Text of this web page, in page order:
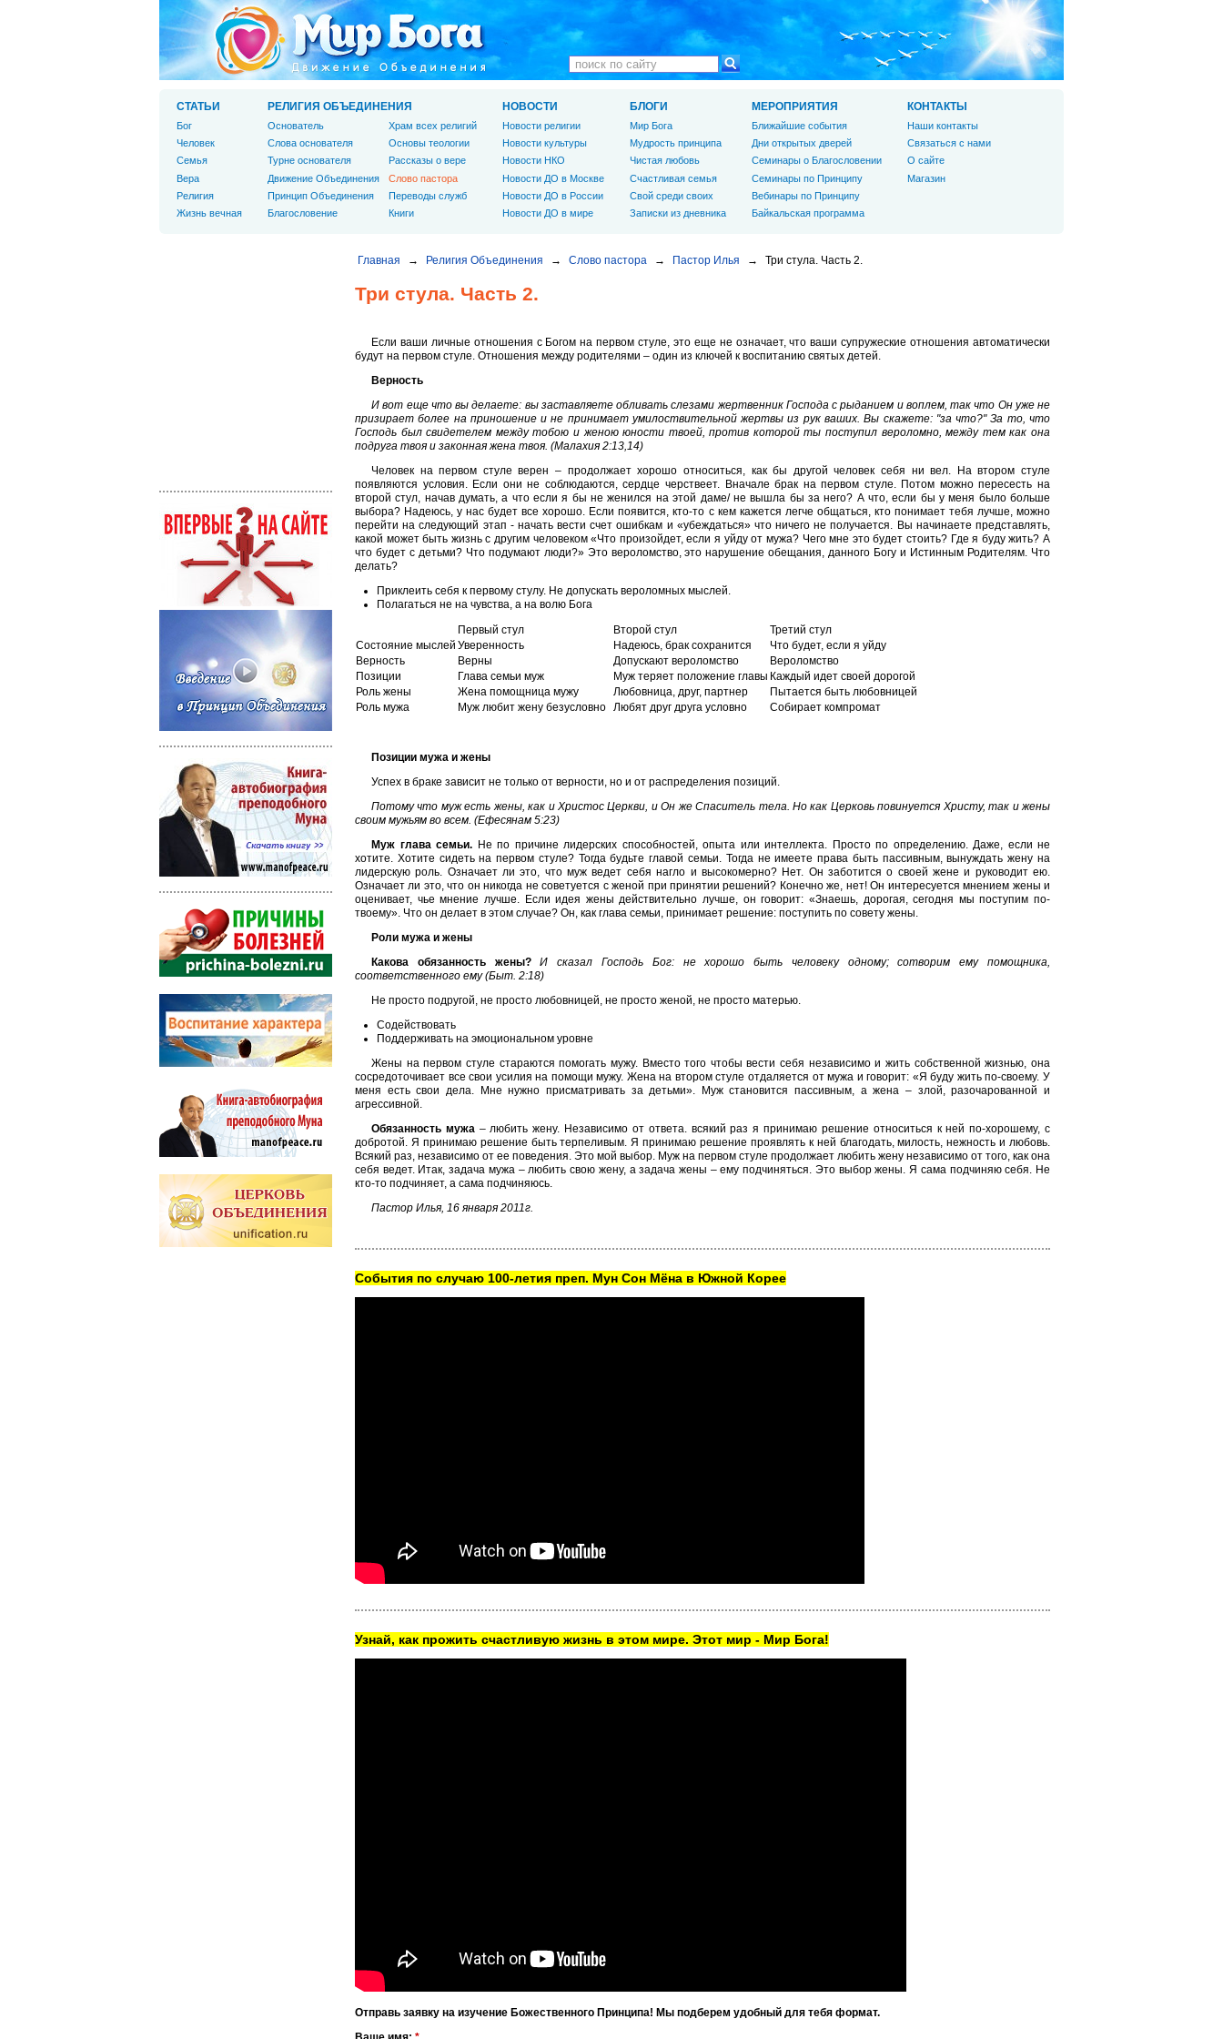
Главная → Религия Объединения → Слово пастора → Пастор Илья → Три стула. Часть 2.
Три стула. Часть 2.
Если ваши личные отношения с Богом на первом стуле, это еще не означает, что ваши супружеские отношения автоматически
будут на первом стуле. Отношения между родителями – один из ключей к воспитанию святых детей.
Верность
И вот еще что вы делаете: вы заставляете обливать слезами жертвенник Господа с рыданием и воплем, так что Он уже не
призирает более на приношение и не принимает умилоствительной жертвы из рук ваших. Вы скажете: "за что?" За то, что
Господь был свидетелем между тобою и женою юности твоей, против которой ты поступил вероломно, между тем как она
подруга твоя и законная жена твоя. (Малахия 2:13,14)
Человек на первом стуле верен – продолжает хорошо относиться, как бы другой человек себя ни вел. На втором стуле
появляются условия. Если они не соблюдаются, сердце черствеет. Вначале брак на первом стуле. Потом можно пересесть на
второй стул, начав думать, а что если я бы не женился на этой даме/ не вышла бы за него? А что, если бы у меня было больше
выбора? Надеюсь, у нас будет все хорошо. Если появится, кто-то с кем кажется легче общаться, кто понимает тебя лучше, можно
перейти на следующий этап - начать вести счет ошибкам и «убеждаться» что ничего не получается. Вы начинаете представлять,
какой может быть жизнь с другим человеком «Что произойдет, если я уйду от мужа? Чего мне это будет стоить? Где я буду жить? А
что будет с детьми? Что подумают люди?» Это вероломство, это нарушение обещания, данного Богу и Истинным Родителям. Что
делать?
Приклеить себя к первому стулу. Не допускать вероломных мыслей.
Полагаться не на чувства, а на волю Бога
Первый стул
Второй стул
Третий стул
Состояние мыслей Уверенность Надеюсь, брак сохранится
Что будет, если я уйду
Верность
Верны Допускают вероломство
Вероломство
Позиции
Глава семьи муж Муж теряет положение главы Каждый идет своей дорогой
Роль жены
Жена помощница мужу Любовница, друг, партнер
Пытается быть любовницей
Роль мужа
Муж любит жену безусловно Любят друг друга условно Собирает компромат
Позиции мужа и жены
Успех в браке зависит не только от верности, но и от распределения позиций.
Потому что муж есть жены, как и Христос Церкви, и Он же Спаситель тела. Но как Церковь повинуется Христу, так и жены
своим мужьям во всем. (Ефесянам 5:23)
Муж глава семьи. Не по причине лидерских способностей, опыта или интеллекта. Просто по определению. Даже, если не
хотите. Хотите сидеть на первом стуле? Тогда будьте главой семьи. Тогда не имеете права быть пассивным, вынуждать жену на
лидерскую роль. Означает ли это, что муж ведет себя нагло и высокомерно? Нет. Он заботится о своей жене и руководит ею.
Означает ли это, что он никогда не советуется с женой при принятии решений? Конечно же, нет! Он интересуется мнением жены и
оценивает, чье мнение лучше. Если идея жены действительно лучше, он говорит: «Знаешь, дорогая, сегодня мы поступим по-
твоему». Что он делает в этом случае? Он, как глава семьи, принимает решение: поступить по совету жены.
Роли мужа и жены
Какова обязанность жены?И сказал Господь Бог: не хорошо быть человеку одному; сотворим ему помощника,
соответственного ему (Быт. 2:18)
Не просто подругой, не просто любовницей, не просто женой, не просто матерью.
Содействовать
Поддерживать на эмоциональном уровне
Жены на первом стуле стараются помогать мужу. Вместо того чтобы вести себя независимо и жить собственной жизнью, она
сосредоточивает все свои усилия на помощи мужу. Жена на втором стуле отдаляется от мужа и говорит: «Я буду жить по-своему. У
меня есть свои дела. Мне нужно присматривать за детьми». Муж становится пассивным, а жена – злой, разочарованной и
агрессивной.
Обязанность мужа– любить жену. Независимо от ответа. всякий раз я принимаю решение относиться к ней по-хорошему, с
добротой. Я принимаю решение быть терпеливым. Я принимаю решение проявлять к ней благодать, милость, нежность и любовь.
Всякий раз, независимо от ее поведения. Это мой выбор. Муж на первом стуле продолжает любить жену независимо от того, как она
себя ведет. Итак, задача мужа – любить свою жену, а задача жены – ему подчиняться. Это выбор жены. Я сама подчиняю себя. Не
кто-то подчиняет, а сама подчиняюсь.
Пастор Илья, 16 января 2011г.
Cобытия по случаю 100-летия преп. Мун Сон Мёна в Южной Корее
Узнай, как прожить счастливую жизнь в этом мире. Этот мир - Мир Бога!
Отправь заявку на изучение Божественного Принципа! Мы подберем удобный для тебя формат.
СТАТЬИ
Бог
Человек
Cемья
Вера
Религия
Жизнь вечная
РЕЛИГИЯ ОБЪЕДИНЕНИЯ
Основатель
Слова основателя
Турне основателя
Движение Объединения
Принцип Объединения
Благословение
Храм всех религий
Основы теологии
Рассказы о вере
Слово пастора
Переводы служб
Книги
НОВОСТИ
Новости религии
Новости культуры
Новости НКО
Новости ДО в Москве
Новости ДО в России
Новости ДО в мире
БЛОГИ
Мир Бога
Мудрость принципа
Чистая любовь
Счастливая семья
Свой среди своих
Записки из дневника
МЕРОПРИЯТИЯ
Ближайшие события
Дни открытых дверей
Семинары о Благословении
Семинары по Принципу
Вебинары по Принципу
Байкальская программа
КОНТАКТЫ
Наши контакты
Связаться с нами
О сайте
Магазин